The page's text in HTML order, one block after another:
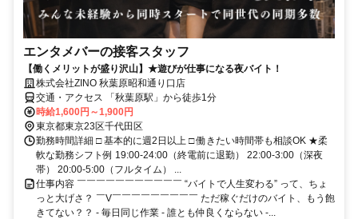
エンタメバーの接客スタッフ
【働くメリットが盛り沢山】★遊びが仕事になる夜バイト！
株式会社ZINO 秋葉原昭和通り口店
交通・アクセス 「秋葉原駅」から徒歩1分
時給1,600円～1,900円
東京都東京23区千代田区
勤務時間詳細 □ 基本的に週2日以上 □ 働きたい時間帯も相談OK ★柔
軟な勤務シフト例 19:00-24:00（終電前に退勤） 22:00-3:00（深夜
帯） 20:00-5:00（フルタイム） ...
仕事内容 ￣￣￣￣￣￣￣￣￣￣￣ “バイトで人生変わる” って、ちょ
っと大げさ？ ￣V￣￣￣￣￣￣￣￣￣ ただ稼ぐだけのバイト、もう飽
きてない？？ - 毎日同じ作業 - 誰とも仲良くならない -...